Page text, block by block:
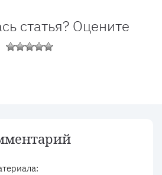
статья? Оцените